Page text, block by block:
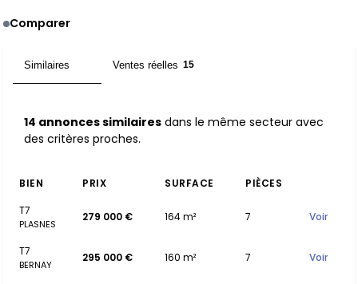
Comparer
Similaires Ventes réelles 15
14 annonces similaires dans le même secteur avec
des critères proches.
BIEN PRIX SURFACE
PIÈCES
T7
PLASNES
279 000 € 164 m² 7 Voir
T7
BERNAY
295 000 € 160 m² 7 Voir